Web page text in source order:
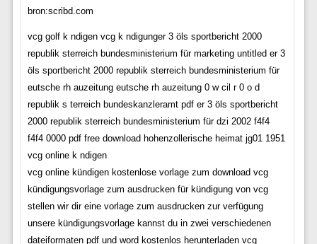
bron:scribd.com
vcg golf k ndigen vcg k ndigunger 3 öls sportbericht 2000
republik sterreich bundesministerium für marketing untitled er 3
öls sportbericht 2000 republik sterreich bundesministerium für
eutsche rh auzeitung eutsche rh auzeitung 0 w cil r 0 o d
republik s terreich bundeskanzleramt pdf er 3 öls sportbericht
2000 republik sterreich bundesministerium für dzi 2002 f4f4
f4f4 0000 pdf free download hohenzollerische heimat jg01 1951
vcg online k ndigen
vcg online kündigen kostenlose vorlage zum download vcg
kündigungsvorlage zum ausdrucken für kündigung von vcg
stellen wir dir eine vorlage zum ausdrucken zur verfügung
unsere kündigungsvorlage kannst du in zwei verschiedenen
dateiformaten pdf und word kostenlos herunterladen vcg